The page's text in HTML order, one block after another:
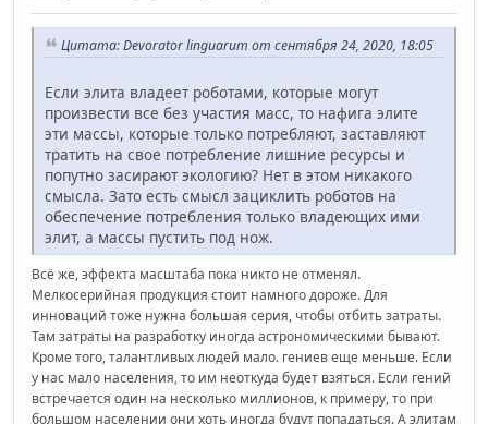
Цитата: Devorator linguarum от сентября 24, 2020, 18:05
Если элита владеет роботами, которые могут
произвести все без участия масс, то нафига элите
эти массы, которые только потребляют, заставляют
тратить на свое потребление лишние ресурсы и
попутно засирают экологию? Нет в этом никакого
смысла. Зато есть смысл зациклить роботов на
обеспечение потребления только владеющих ими
элит, а массы пустить под нож.
Всё же, эффекта масштаба пока никто не отменял.
Мелкосерийная продукция стоит намного дороже. Для
инноваций тоже нужна большая серия, чтобы отбить затраты.
Там затраты на разработку иногда астрономическими бывают.
Кроме того, талантливых людей мало. гениев еще меньше. Если
у нас мало населения, то им неоткуда будет взяться. Если гений
встречается один на несколько миллионов, к примеру, то при
большом населении они хоть иногда будут попадаться. А элитам